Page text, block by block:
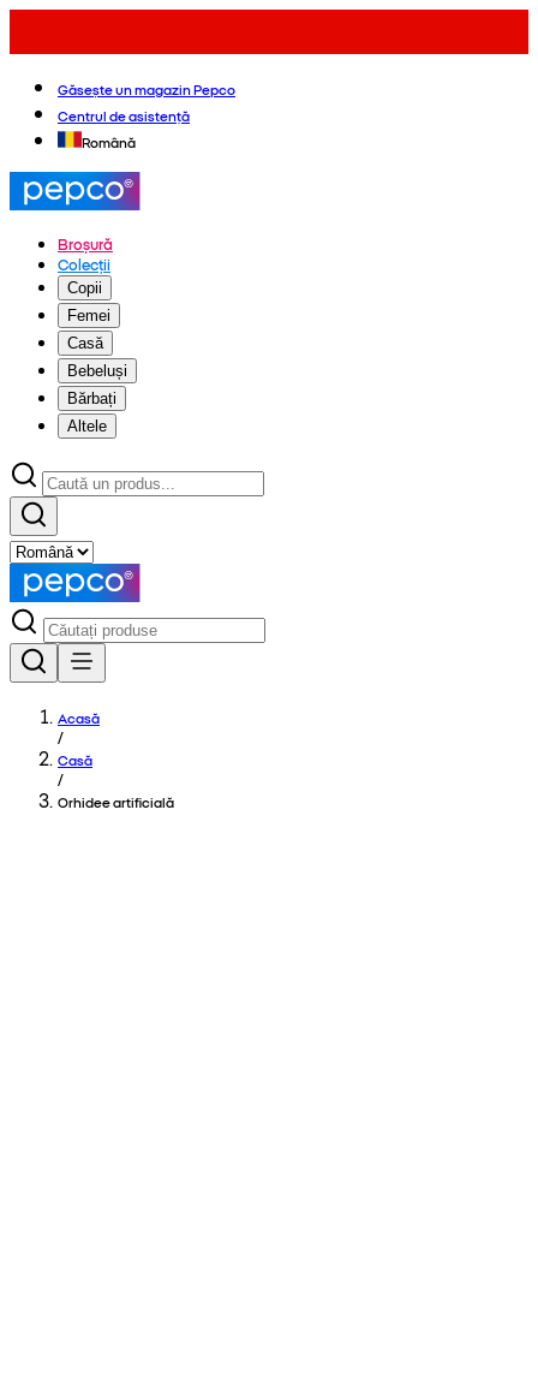
Găsește un magazin Pepco
Centrul de asistență
Română
Broșură
Colecții
Copii
Femei
Casă
Bebeluși
Bărbați
Altele
Acasă
/
Casă
/
Orhidee artificială